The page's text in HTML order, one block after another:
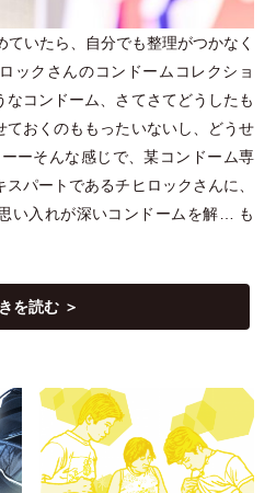
いたら、自分でも整理がつかなく
ックさんのコンドームコレクショ
なコンドーム、さてさてどうしたも
ておくのももったいないし、どうせ
ーそんな感じで、某コンドーム専
パートであるチヒロックさんに、
い入れが深いコンドームを解…
も
を読む ＞